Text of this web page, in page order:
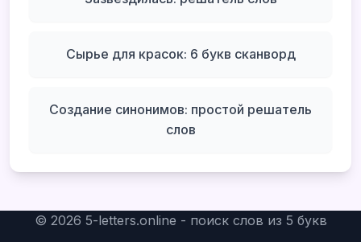
Сырье для красок: 6 букв сканворд
Создание синонимов: простой решатель
слов
© 2026 5-letters.online - поиск слов из 5 букв